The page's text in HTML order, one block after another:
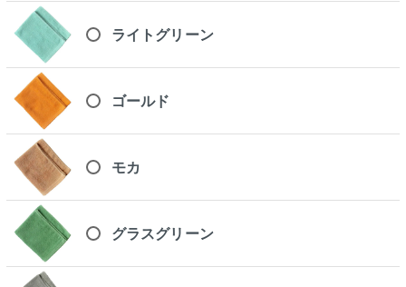
ライトグリーン
ゴールド
モカ
グラスグリーン